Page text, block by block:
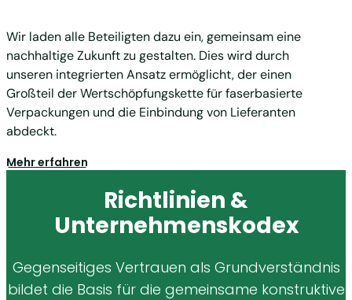
Wir laden alle Beteiligten dazu ein, gemeinsam eine
nachhaltige Zukunft zu gestalten. Dies wird durch
unseren integrierten Ansatz ermöglicht, der einen
Großteil der Wertschöpfungskette für faserbasierte
Verpackungen und die Einbindung von Lieferanten
abdeckt.
Mehr erfahren
Richtlinien &
Unternehmenskodex
Gegenseitiges Vertrauen als Grundverständnis
bildet die Basis für die gemeinsame konstruktive